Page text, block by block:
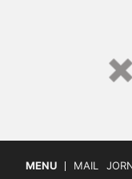
MENU MAIL